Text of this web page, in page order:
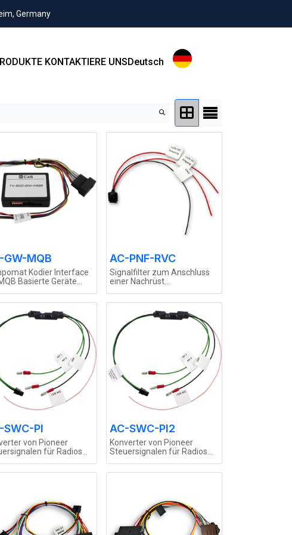
Germany
KONTAKTIERE UNSDeutsch
GW-MQB
Kodier Interface
Basierte Geräte
AC-PNF-RVC
Signalfilter zum Anschluss
einer Nachrüst
2x rot, 1x schwarz
SWC-PI
von Pioneer
für Radios
AC-SWC-PI2
Konverter von Pioneer
Steuersignalen für Radios